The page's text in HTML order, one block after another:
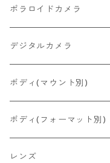
2026/06/27
2026/06/24
2026/06/23
2026/06/21
2026/06/12
MINOLTA
CONTAX
Konica
Ricoh
Mamiya
FUJIFILM
RICOH
Minolta
Konica
Leica
Canon
Zeiss Ikon
舶来その他
国産その他
PENTAX
FUJIFILM
Bronica
CONTAX
HASSELBLAD
ポラロイドカメラ
デジタルカメラ
一眼レフ
ミラーレス一眼
コンパクト
ボディ(マウント別)
Fマウント
FDマウント
ボディ(フォーマット別)
ハーフサイズ
レンズ